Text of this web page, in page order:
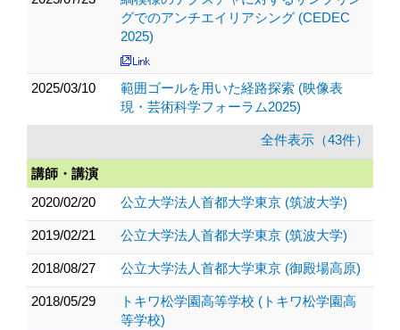
グでのアンチエイリアシング (CEDEC
2025)
2025/03/10
範囲ゴールを用いた経路探索 (映像表
現・芸術科学フォーラム2025)
全件表示（43件）
講師・講演
2020/02/20
公立大学法人首都大学東京 (筑波大学)
2019/02/21 公立大学法人首都大学東京 (筑波大学)
2018/08/27 公立大学法人首都大学東京 (御殿場高原)
2018/05/29
トキワ松学園高等学校 (トキワ松学園高
等学校)